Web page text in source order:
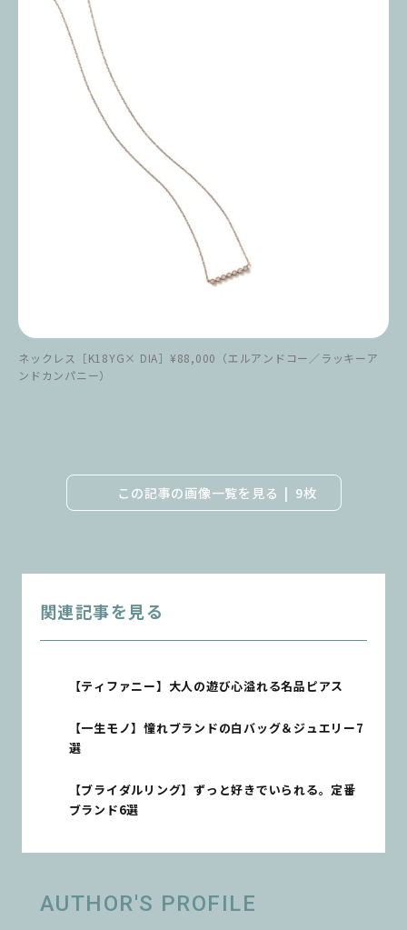
ネックレス［K18YG× DIA］¥88,000（エルアンドコー／ラッキーア
ンドカンパニー）
この記事の画像一覧を見る 9枚
関連記事を見る
【ティファニー】大人の遊び心溢れる名品ピアス
【一生モノ】憧れブランドの白バッグ＆ジュエリー7
選
【ブライダルリング】ずっと好きでいられる。定番
ブランド6選
AUTHOR'S PROFILE